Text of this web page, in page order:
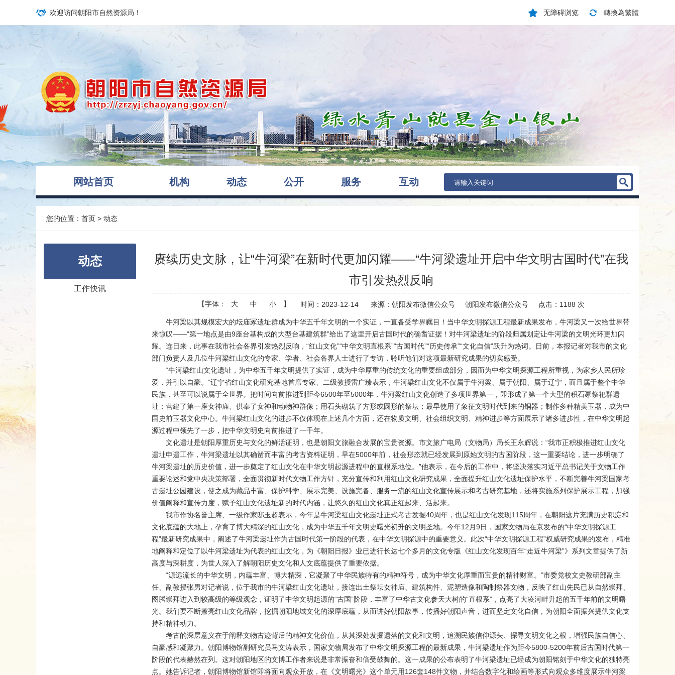
欢迎访问朝阳市自然资源局！ 无障碍浏览 轉換為繁體
网站首页 机构 动态 公开 服务 互动
您的位置： 首页 > 动态
动态
工作快讯
赓续历史文脉，让“牛河梁”在新时代更加闪耀——“牛河梁遗址开启中华文明古国时代”在我
市引发热烈反响
【字体： 大 中 小 】 时间：2023-12-14 来源：朝阳发布微信公众号 朝阳发布微信公众号 点击： 1188 次
牛河梁以其规模宏大的坛庙冢遗址群成为中华五千年文明的一个实证，一直备受学界瞩目！当中华文明探源工程最新成果发布，牛河梁又一次给世界带
来惊叹——“第一地点是由9座台基构成的大型台基建筑群”给出了这里开启古国时代的确凿证据！对牛河梁遗址的阶段归属划定让牛河梁的文明光环更加闪
耀。连日来，此事在我市社会各界引发热烈反响，“红山文化”“中华文明直根系”“古国时代”“历史传承”“文化自信”跃升为热词。日前，本报记者对我市的文化
部门负责人及几位牛河梁红山文化的专家、学者、社会各界人士进行了专访，聆听他们对这项最新研究成果的切实感受。
“牛河梁红山文化遗址，为中华五千年文明提供了实证，成为中华厚重的传统文化的重要组成部分，因而为中华文明探源工程所重视，为家乡人民所珍
爱，并引以自豪。”辽宁省红山文化研究基地首席专家、二级教授雷广臻表示，牛河梁红山文化不仅属于牛河梁、属于朝阳、属于辽宁，而且属于整个中华
民族，甚至可以说属于全世界。把时间向前推进到距今6500年至5000年，牛河梁红山文化创造了多项世界第一，即形成了第一个大型的积石冢祭祀群遗
址；营建了第一座女神庙、供奉了女神和动物神群像；用石头砌筑了方形或圆形的祭坛；最早使用了象征文明时代到来的铜器；制作多种精美玉器，成为中
国史前玉器文化中心。牛河梁红山文化的进步不仅体现在上述几个方面，还在物质文明、社会组织文明、精神进步等方面展示了诸多进步性，在中华文明起
源过程中领先了一步，把中华文明史向前推进了一千年。
文化遗址是朝阳厚重历史与文化的鲜活证明，也是朝阳文旅融合发展的宝贵资源。市文旅广电局（文物局）局长王永辉说：“我市正积极推进红山文化
遗址申遗工作，牛河梁遗址以其确凿而丰富的考古资料证明，早在5000年前，社会形态就已经发展到原始文明的古国阶段，这一重要结论，进一步明确了
牛河梁遗址的历史价值，进一步奠定了红山文化在中华文明起源进程中的直根系地位。”他表示，在今后的工作中，将坚决落实习近平总书记关于文物工作
重要论述和党中央决策部署，全面贯彻新时代文物工作方针，充分宣传和利用红山文化研究成果，全面提升红山文化遗址保护水平，不断完善牛河梁国家考
古遗址公园建设，使之成为藏品丰富、保护科学、展示完美、设施完备、服务一流的红山文化宣传展示和考古研究基地，还将实施系列保护展示工程，加强
价值阐释和宣传力度，赋予红山文化遗址新的时代内涵，让悠久的红山文化真正红起来、活起来。
我市作协名誉主席、一级作家邸玉超表示，今年是牛河梁红山文化遗址正式考古发掘40周年，也是红山文化发现115周年，在朝阳这片充满历史积淀和
文化底蕴的大地上，孕育了博大精深的红山文化，成为中华五千年文明史曙光初升的文明圣地。今年12月9日，国家文物局在京发布的“中华文明探源工
程”最新研究成果中，阐述了牛河梁遗址作为古国时代第一阶段的代表，在中华文明探源中的重要意义。此次“中华文明探源工程”权威研究成果的发布，精准
地阐释和定位了以牛河梁遗址为代表的红山文化，为《朝阳日报》业已进行长达七个多月的文化专版《红山文化发现百年“走近牛河梁”》系列文章提供了新
高度与深耕度，为世人深入了解朝阳历史文化和人文底蕴提供了重要依据。
“源远流长的中华文明，内蕴丰富、博大精深，它凝聚了中华民族特有的精神符号，成为中华文化厚重而宝贵的精神财富。”市委党校文史教研部副主
任、副教授张男对记者说，位于我市的牛河梁红山文化遗址，接连出土祭坛女神庙、建筑构件、泥塑造像和陶制祭器文物，反映了红山先民已从自然崇拜、
图腾崇拜进入到较高级的等级观念，证明了中华文明起源的“古国”阶段，丰富了中华古文化参天大树的“直根系”，点亮了大凌河畔升起的五千年前的文明曙
光。我们要不断擦亮红山文化品牌，挖掘朝阳地域文化的深厚底蕴，从而讲好朝阳故事，传播好朝阳声音，进而坚定文化自信，为朝阳全面振兴提供文化支
持和精神动力。
考古的深层意义在于阐释文物古迹背后的精神文化价值，从其深处发掘遗落的文化和文明，追溯民族信仰源头、探寻文明文化之根，增强民族自信心、
自豪感和凝聚力。朝阳博物馆副研究员马文涛表示，国家文物局发布了中华文明探源工程的最新成果，牛河梁遗址作为距今5800-5200年前后古国时代第一
阶段的代表赫然在列。这对朝阳地区的文博工作者来说是非常振奋和倍受鼓舞的。这一成果的公布表明了牛河梁遗址已经成为朝阳铭刻于中华文化的独特亮
点。她告诉记者，朝阳博物馆新馆即将面向观众开放，在《文明曙光》这个单元用126套148件文物，并结合数字化和绘画等形式向观众多维度展示牛河梁